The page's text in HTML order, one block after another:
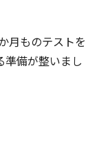
月ものテストを
備が整いまし